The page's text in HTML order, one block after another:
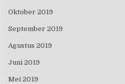
Oktober 2019
September 2019
Agustus 2019
Juni 2019
Mei 2019